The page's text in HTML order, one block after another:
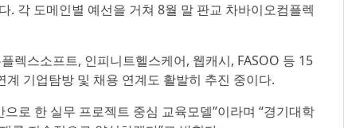
. 각 도메인별 예선을 거쳐 8월 말 판교 차바이오컴플렉
렉스소프트, 인피니트헬스케어, 웹캐시, FASOO 등 15
기업탐방 및 채용 연계도 활발히 추진 중이다.
로 한 실무 프로젝트 중심 교육모델”이라며 “경기대학